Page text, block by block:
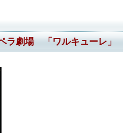
ラ劇場 「ワルキューレ」